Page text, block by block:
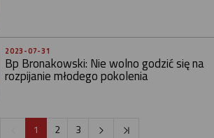
2023-07-31
Bp Bronakowski: Nie wolno godzić się na
rozpijanie młodego pokolenia
1 2 3